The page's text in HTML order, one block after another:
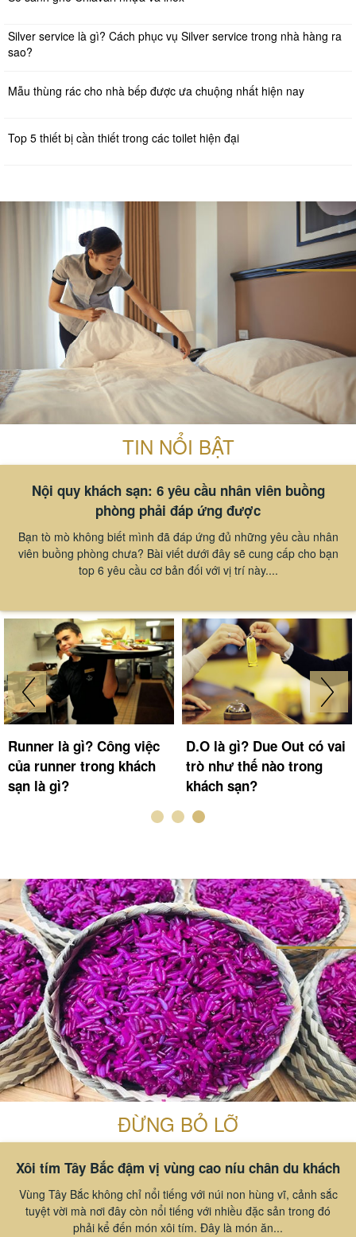
Silver service là gì? Cách phục vụ Silver service trong nhà hàng ra
sao?
Mẫu thùng rác cho nhà bếp được ưa chuộng nhất hiện nay
Top 5 thiết bị cần thiết trong các toilet hiện đại
TIN NỔI BẬT
Nội quy khách sạn: 6 yêu cầu nhân viên buồng
phòng phải đáp ứng được
Bạn tò mò không biết mình đã đáp ứng đủ những yêu cầu nhân
viên buồng phòng chưa? Bài viết dưới đây sẽ cung cấp cho bạn
top 6 yêu cầu cơ bản đối với vị trí này....
Runner là gì? Công việc
của runner trong khách
sạn là gì?
D.O là gì? Due Out có vai
trò như thế nào trong
khách sạn?
ĐỪNG BỎ LỠ
Xôi tím Tây Bắc đậm vị vùng cao níu chân du khách
Vùng Tây Bắc không chỉ nổi tiếng với núi non hùng vĩ, cảnh sắc
tuyệt vời mà nơi đây còn nổi tiếng với nhiều đặc sản trong đó
phải kể đến món xôi tím. Đây là món ăn...